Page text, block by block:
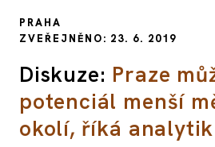
PRAHA
ZVEŘEJNĚNO: 23. 6. 2019
Diskuze: Praze
potenciál menší
okolí, říká analytik